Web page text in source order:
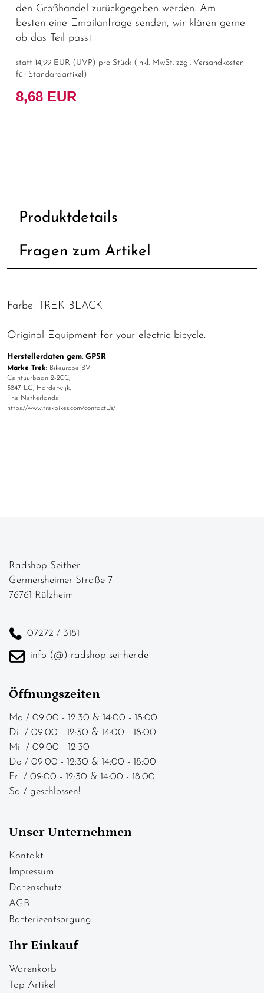
den Großhandel zurückgegeben werden. Am
besten eine Emailanfrage senden, wir klären gerne
ob das Teil passt.
statt 14,99 EUR ( UVP ) pro Stück (inkl. MwSt. zzgl. Versandkosten
für Standardartikel )
8,68 EUR
Produktdetails
Fragen zum Artikel
Farbe: TREK BLACK
Original Equipment for your electric bicycle.
Herstellerdaten gem. GPSR
Marke Trek: Bikeurope BV
Ceintuurbaan 2-20C,
3847 LG, Harderwijk,
The Netherlands
https://www.trekbikes.com/contactUs/
Radshop Seither
Germersheimer Straße 7
76761 Rülzheim
07272 / 3181
info (@) radshop-seither.de
Öffnungszeiten
Mo / 09:00 - 12:30 & 14:00 - 18:00
Di / 09:00 - 12:30 & 14:00 - 18:00
Mi / 09:00 - 12:30
Do / 09:00 - 12:30 & 14:00 - 18:00
Fr / 09:00 - 12:30 & 14:00 - 18:00
Sa / geschlossen!
Unser Unternehmen
Kontakt
Impressum
Datenschutz
AGB
Batterieentsorgung
Ihr Einkauf
Warenkorb
Top Artikel